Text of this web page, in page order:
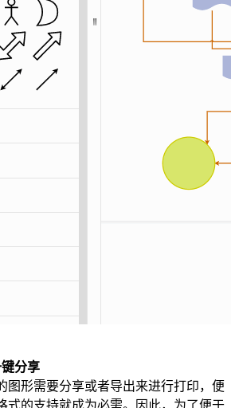
分享
图形需要分享或者导出来进行打印，便
式的支持就成为必需。因此，为了便于